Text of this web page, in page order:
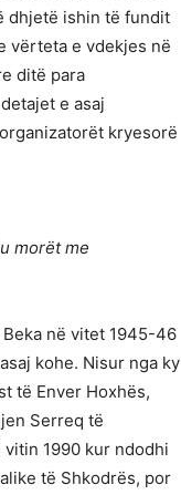
dhjetë ishin të fundit
vërteta e vdekjes në
ditë para
e asaj
kryesorë
morët me
në vitet 1945-46
kohe. Nisur nga ky
të Enver Hoxhës,
Serreq të
1990 kur ndodhi
të Shkodrës, por